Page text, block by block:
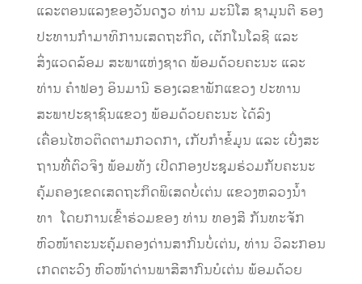
ແລະຕອນແລງຂອງວັນດຽວ ທ່ານ ມະນີໂສ ຊາມຸນຕີ ຮອງ
ປະທານກຳມາທິການເສດຖະກິດ, ເຕັກໂນໂລຊີ ແລະ
ສິ່ງແວດລ້ອມ ສະພາແຫ່ງຊາດ ພ້ອມດ້ວຍຄະນະ ແລະ
ທ່ານ ຄຳຟອງ ອິນມານີ ຮອງເລຂາພັກແຂວງ ປະທານ
ສະພາປະຊາຊົນແຂວງ ພ້ອມດ້ວຍຄະນະ ໄດ້ລົງ
ເຄື່ອນໄຫວຕິດຕາມກວດກາ, ເກັບກຳຂໍ້ມູນ ແລະ ເບີ່ງສະ
ຖານທີີ່ຕົວຈິງ ພ້ອມທັງ ເປີດກອງປະຊຸມຮ່ວມກັບຄະນະ
ຄຸ້ມຄອງເຂດເສດຖະກິດພິເສດບໍ່ເຕ່ນ ແຂວງຫລວງນ້ຳ
ທາ ໂດຍການເຂົ້າຮ່ວມຂອງ ທ່ານ ທອງສີ ກັນທະຈັກ
ຫົວໜ້າຄະນະຄຸ້ມຄອງດ່ານສາກົນບໍ່ເຕ່ນ, ທ່ານ ວິລະກອນ
ເກດຕະວົງ ຫົວໜ້າດ່ານພາສີສາກົນບໍເຕ່ນ ພ້ອມດ້ວຍ